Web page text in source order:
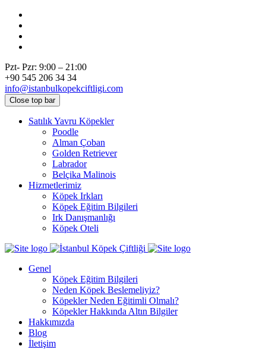
Pzt- Pzr: 9:00 – 21:00
+90 545 206 34 34
info@istanbulkopekciftligi.com
Close top bar
Satılık Yavru Köpekler
Poodle
Alman Çoban
Golden Retriever
Labrador
Belçika Malinois
Hizmetlerimiz
Köpek Irkları
Köpek Eğitim Bilgileri
Irk Danışmanlığı
Köpek Oteli
Genel
Köpek Eğitim Bilgileri
Neden Köpek Beslemeliyiz?
Köpekler Neden Eğitimli Olmalı?
Köpekler Hakkında Altın Bilgiler
Hakkımızda
Blog
İletişim